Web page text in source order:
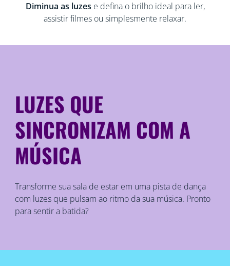
Diminua as luzes e defina o brilho ideal para ler,
assistir filmes ou simplesmente relaxar.
LUZES QUE
SINCRONIZAM COM A
MÚSICA
Transforme sua sala de estar em uma pista de dança
com luzes que pulsam ao ritmo da sua música. Pronto
para sentir a batida?